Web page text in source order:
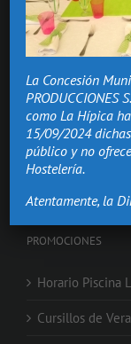
Hacemos de los
Bodas Valencia
Salón Comuniones
Celebraciones
Eventos de
Nochevieja en
PROMOCIONES
Horario Piscina
Cursillos de
La Concesión
PRODUCCIONES
como La Hípica
15/09/2024
público y no
Hostelería.
Atentamente, la